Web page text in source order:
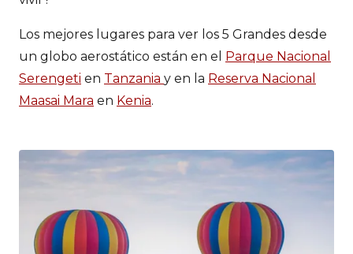
Los mejores lugares para ver los 5 Grandes desde
un globo aerostático están en el Parque Nacional
Serengeti en Tanzania y en la Reserva Nacional
Maasai Mara en Kenia.